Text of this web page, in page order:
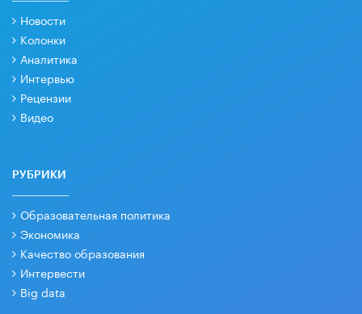
Новости
Колонки
Аналитика
Интервью
Рецензии
Видео
РУБРИКИ
Образовательная политика
Экономика
Качество образования
Интервести
Big data